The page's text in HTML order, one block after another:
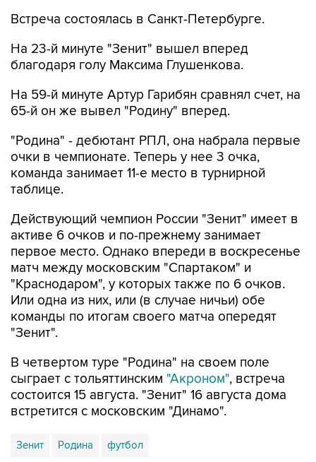
Встреча состоялась в Санкт-Петербурге.
На 23-й минуте "Зенит" вышел вперед
благодаря голу Максима Глушенкова.
На 59-й минуте Артур Гарибян сравнял счет, на
65-й он же вывел "Родину" вперед.
"Родина" - дебютант РПЛ, она набрала первые
очки в чемпионате. Теперь у нее 3 очка,
команда занимает 11-е место в турнирной
таблице.
Действующий чемпион России "Зенит" имеет в
активе 6 очков и по-прежнему занимает
первое место. Однако впереди в воскресенье
матч между московским "Спартаком" и
"Краснодаром", у которых также по 6 очков.
Или одна из них, или (в случае ничьи) обе
команды по итогам своего матча опередят
"Зенит".
В четвертом туре "Родина" на своем поле
сыграет с тольяттинским "Акроном", встреча
состоится 15 августа. "Зенит" 16 августа дома
встретится с московским "Динамо".
Зенит Родина футбол